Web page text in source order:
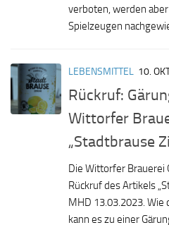
verboten, werden
Spielzeugen
LEBENSMITTEL 10.
Rückruf:
Wittorfer
„Stadtbrause
Die Wittorfer
Rückruf des Artikels
MHD 13.03.2023.
kann es zu einer